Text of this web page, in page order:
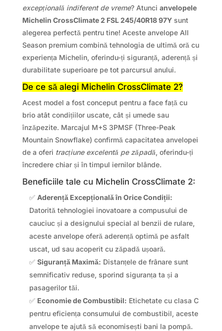
excepțională indiferent de vreme? Atunci anvelopele
Michelin CrossClimate 2 FSL 245/40R18 97Ysunt
alegerea perfectă pentru tine! Aceste anvelope All
Season premium combină tehnologia de ultimă oră cu
experiența Michelin, oferindu-ți siguranță, aderență și
durabilitate superioare pe tot parcursul anului.
De ce să alegi Michelin CrossClimate 2?
Acest model a fost conceput pentru a face față cu
brio atât condițiilor uscate, cât și umede sau
înzăpezite. Marcajul M+S 3PMSF (Three-Peak
Mountain Snowflake) confirmă capacitatea anvelopei
de a oferi tracțiune excelentă pe zăpadă, oferindu-ți
încredere chiar și în timpul iernilor blânde.
Beneficiile tale cu Michelin CrossClimate 2:
✅ Aderență Excepțională în Orice Condiții:
Datorită tehnologiei inovatoare a compusului de
cauciuc și a designului special al benzii de rulare,
aceste anvelope oferă aderență optimă pe asfalt
uscat, ud sau acoperit cu zăpadă ușoară.
✅ Siguranță Maximă: Distanțele de frânare sunt
semnificativ reduse, sporind siguranța ta și a
pasagerilor tăi.
✅ Economie de Combustibil: Etichetate cu clasa C
pentru eficiența consumului de combustibil, aceste
anvelope te ajută să economisești bani la pompă.